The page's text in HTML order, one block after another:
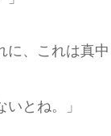
に、これは真
いとね。」